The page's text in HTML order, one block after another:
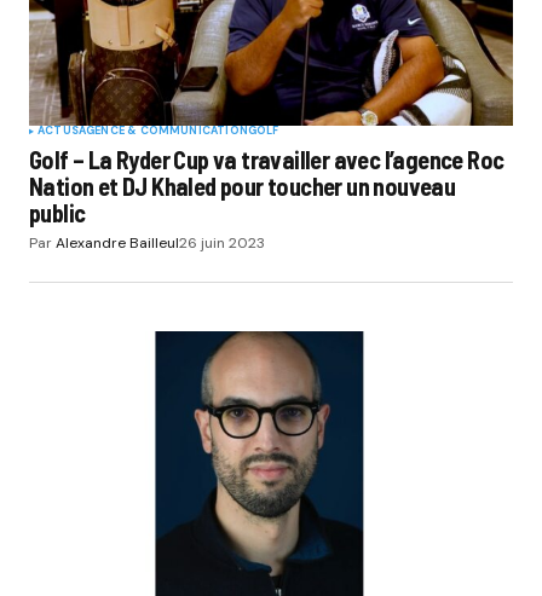
ACTUSAGENCE & COMMUNICATIONGOLF
Golf – La Ryder Cup va travailler avec l’agence Roc
Nation et DJ Khaled pour toucher un nouveau
public
ParAlexandre Bailleul26 juin 2023